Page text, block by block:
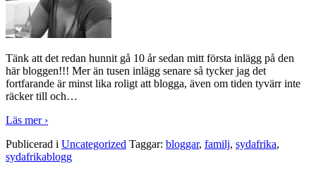
Tänk att det redan hunnit gå 10 år sedan mitt första inlägg på den
här bloggen!!! Mer än tusen inlägg senare så tycker jag det
fortfarande är minst lika roligt att blogga, även om tiden tyvärr inte
räcker till och…
Läs mer ›
Publicerad i Uncategorized Taggar: bloggar, familj, sydafrika,
sydafrikablogg